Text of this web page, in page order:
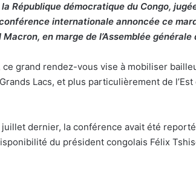
République démocratique du Congo,
internationale annoncée ce
en marge de l’Assemblée générale
grand rendez-vous vise à mobiliser
Lacs, et plus particulièrement de
dernier, la conférence avait été
du président congolais Félix